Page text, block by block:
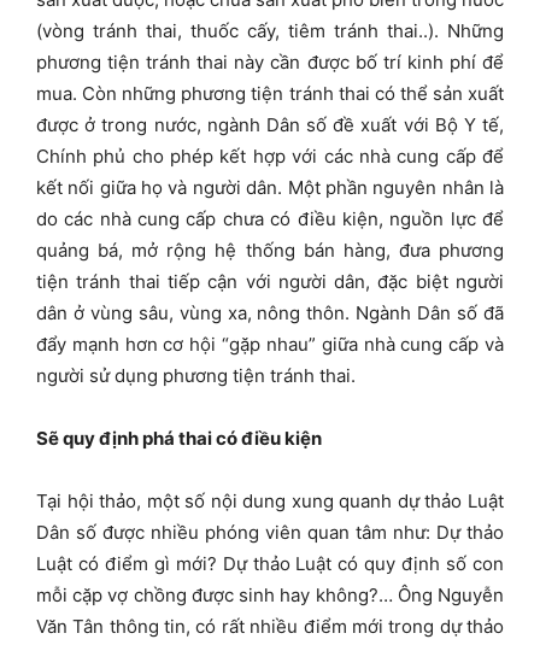
(vòng tránh thai, thuốc cấy, tiêm tránh thai..). Những
phương tiện tránh thai này cần được bố trí kinh phí để
mua. Còn những phương tiện tránh thai có thể sản xuất
được ở trong nước, ngành Dân số đề xuất với Bộ Y tế,
Chính phủ cho phép kết hợp với các nhà cung cấp để
kết nối giữa họ và người dân. Một phần nguyên nhân là
do các nhà cung cấp chưa có điều kiện, nguồn lực để
quảng bá, mở rộng hệ thống bán hàng, đưa phương
tiện tránh thai tiếp cận với người dân, đặc biệt người
dân ở vùng sâu, vùng xa, nông thôn. Ngành Dân số đã
đẩy mạnh hơn cơ hội “gặp nhau” giữa nhà cung cấp và
người sử dụng phương tiện tránh thai.
Sẽ quy định phá thai có điều kiện
Tại hội thảo, một số nội dung xung quanh dự thảo Luật
Dân số được nhiều phóng viên quan tâm như: Dự thảo
Luật có điểm gì mới? Dự thảo Luật có quy định số con
mỗi cặp vợ chồng được sinh hay không?… Ông Nguyễn
Văn Tân thông tin, có rất nhiều điểm mới trong dự thảo